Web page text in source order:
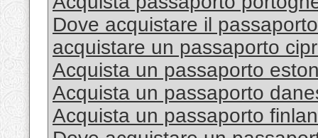
Dove acquistare il
acquistare un passaporto
Acquista un passaporto
Acquista un passaporto
Acquista un passaporto